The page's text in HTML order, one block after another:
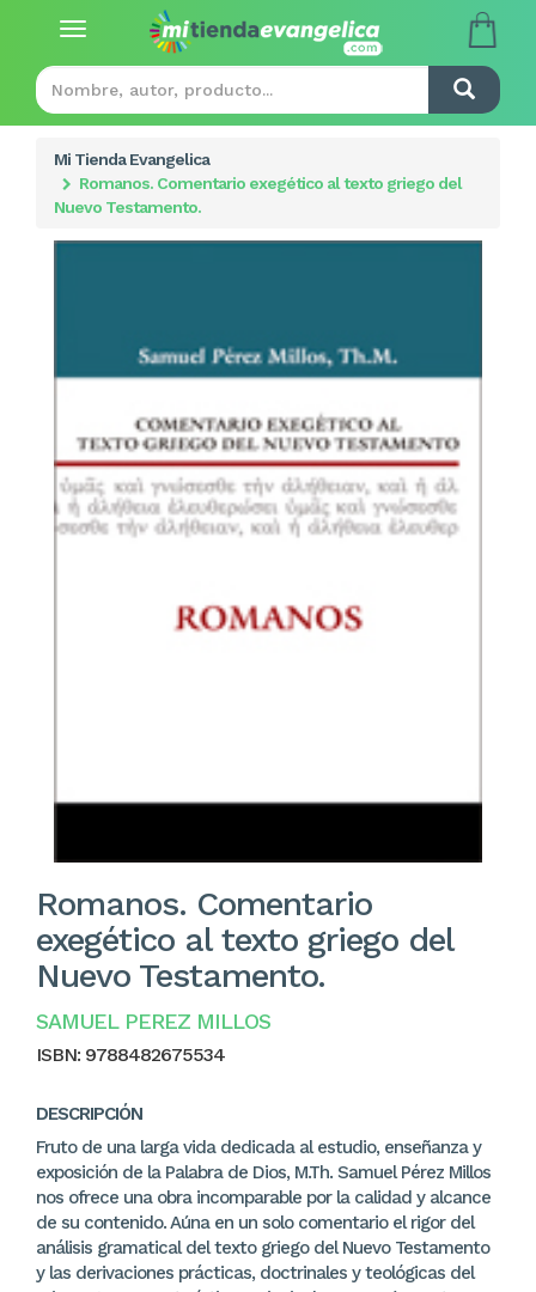
Toggle
Mi Tienda Evangelica
Romanos. Comentario exegético al texto griego del
Nuevo Testamento.
Romanos. Comentario
exegético al texto griego del
Nuevo Testamento.
SAMUEL PEREZ MILLOS
ISBN: 9788482675534
DESCRIPCIÓN
Fruto de una larga vida dedicada al estudio, enseñanza y
exposición de la Palabra de Dios, M.Th. Samuel Pérez Millos
nos ofrece una obra incomparable por la calidad y alcance
de su contenido. Aúna en un solo comentario el rigor del
análisis gramatical del texto griego del Nuevo Testamento
y las derivaciones prácticas, doctrinales y teológicas del